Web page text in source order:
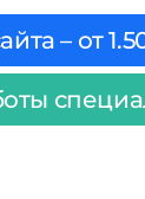
– от